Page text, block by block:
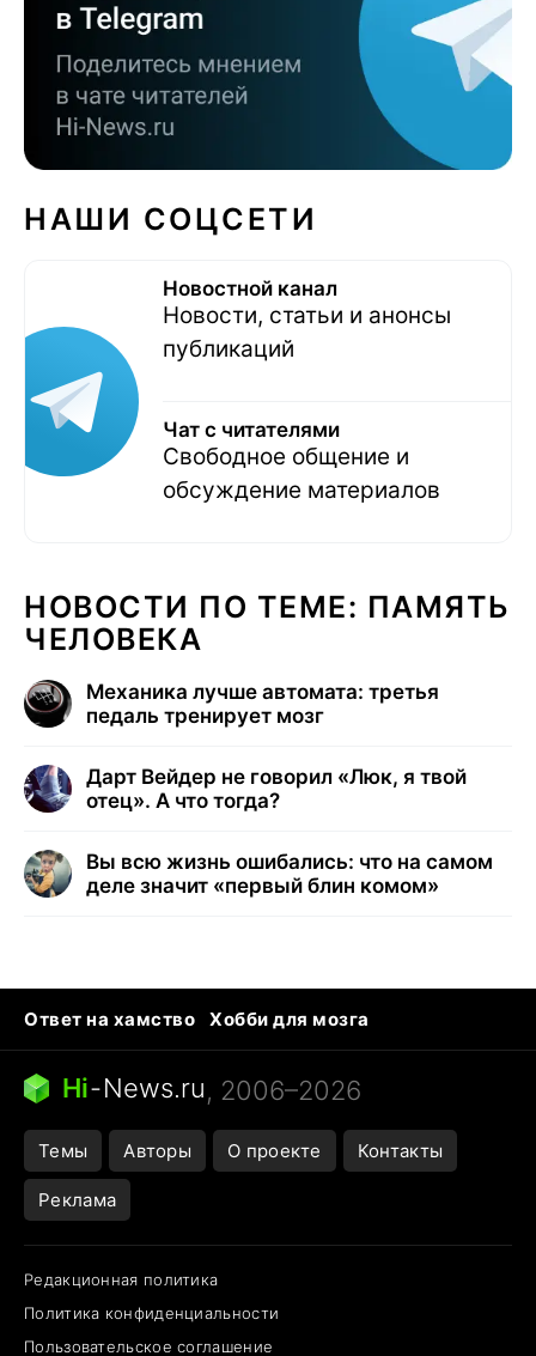
НАШИ СОЦСЕТИ
Новостной канал
Новости, статьи и анонсы
публикаций
Чат с читателями
Свободное общение и
обсуждение материалов
НОВОСТИ ПО ТЕМЕ: ПАМЯТЬ
ЧЕЛОВЕКА
Механика лучше автомата: третья
педаль тренирует мозг
Дарт Вейдер не говорил «Люк, я твой
отец». А что тогда?
Вы всю жизнь ошибались: что на самом
деле значит «первый блин комом»
Ответ на хамство
Хобби для мозга
Бензин 100 и 95
Тунцы в океанариуме
Следующая пандемия
Hi-News.ru, 2006–2026
Темы Авторы О проекте Контакты
Реклама
Редакционная политика
Политика конфиденциальности
Пользовательское соглашение